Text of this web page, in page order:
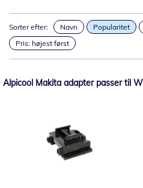
Sorter efter: Navn Popularitet
Pris: højest først
Alpicool Makita adapter passer til